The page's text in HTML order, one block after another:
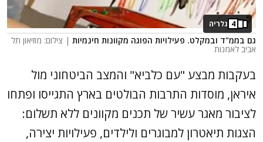
גם בממ"ד ובמקלט. פעילויות הפוגה מקוונות חינמיות | צילום: מוזיאון תל
אביב לאמנות
4 גלריה
בעקבות מבצע "עם כלביא" והמצב הביטחוני מול
איראן, מוסדות התרבות הבולטים בארץ התגייסו ופתחו
לציבור מאגר עשיר של תכנים מקוונים ללא תשלום:
הצגות תיאטרון למבוגרים ולילדים, פעילויות יצירה,